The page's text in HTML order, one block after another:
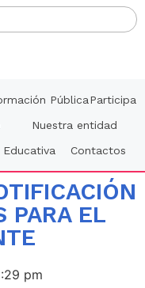
PúblicaParticipa
Nuestra entidad
Contactos
PARA EL
pm